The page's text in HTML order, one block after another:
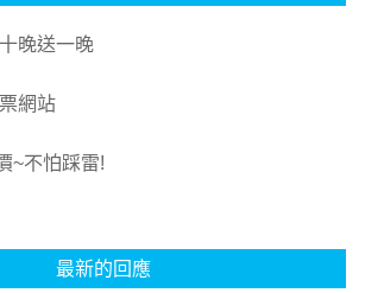
晚送一晚
網站
~不怕踩雷!
最新的回應